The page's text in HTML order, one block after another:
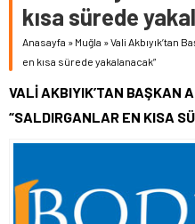
55,1881
kısa sürede
Anasayfa » Muğla »Vali Akbıyık’tan
en kısa sürede yakalanacak”
VALİ AKBIYIK’TAN BAŞKAN
“SALDIRGANLAR EN KISA